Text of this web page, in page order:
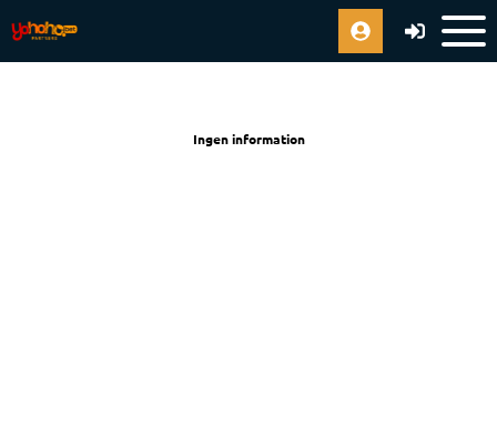
Ingen information